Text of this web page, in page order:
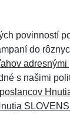
povinností
do
s našimi